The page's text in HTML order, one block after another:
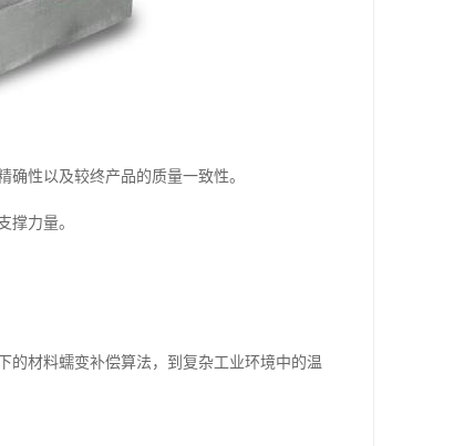
性以及较终产品的质量一致性。
撑力量。
的材料蠕变补偿算法，到复杂工业环境中的温